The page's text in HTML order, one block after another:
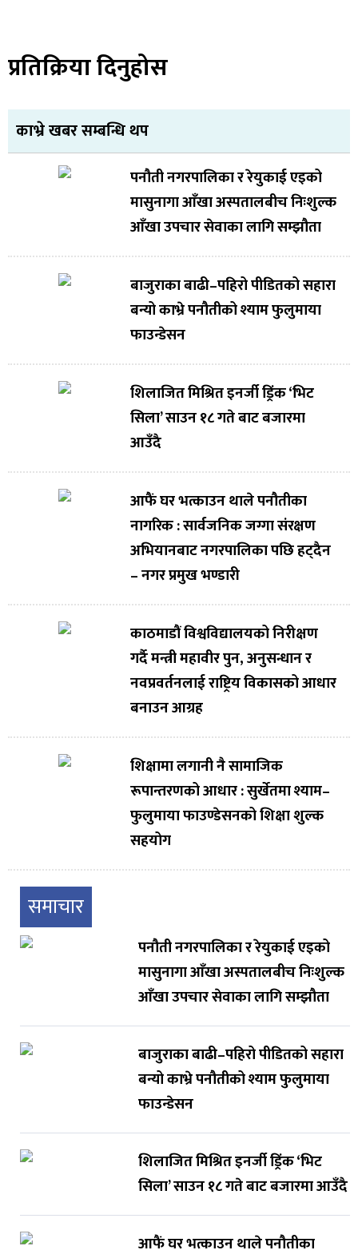
प्रतिक्रिया दिनुहोस
काभ्रे खबर सम्बन्धि थप
पनौती नगरपालिका र रेयुकाई एइको
मासुनागा आँखा अस्पतालबीच निःशुल्क
आँखा उपचार सेवाका लागि सम्झौता
बाजुराका बाढी–पहिरो पीडितको सहारा
बन्यो काभ्रे पनौतीको श्याम फुलुमाया
फाउन्डेसन
शिलाजित मिश्रित इनर्जी ड्रिंक ‘भिट
सिला’ साउन १८ गते बाट बजारमा
आउँदै
आफैं घर भत्काउन थाले पनौतीका
नागरिक : सार्वजनिक जग्गा संरक्षण
अभियानबाट नगरपालिका पछि हट्दैन
– नगर प्रमुख भण्डारी
काठमाडौं विश्वविद्यालयको निरीक्षण
गर्दै मन्त्री महावीर पुन, अनुसन्धान र
नवप्रवर्तनलाई राष्ट्रिय विकासको आधार
बनाउन आग्रह
शिक्षामा लगानी नै सामाजिक
रूपान्तरणको आधार : सुर्खेतमा श्याम–
फुलुमाया फाउण्डेसनको शिक्षा शुल्क
सहयोग
समाचार
पनौती नगरपालिका र रेयुकाई एइको
मासुनागा आँखा अस्पतालबीच निःशुल्क
आँखा उपचार सेवाका लागि सम्झौता
बाजुराका बाढी–पहिरो पीडितको सहारा
बन्यो काभ्रे पनौतीको श्याम फुलुमाया
फाउन्डेसन
शिलाजित मिश्रित इनर्जी ड्रिंक ‘भिट
सिला’ साउन १८ गते बाट बजारमा आउँदै
आफैं घर भत्काउन थाले पनौतीका